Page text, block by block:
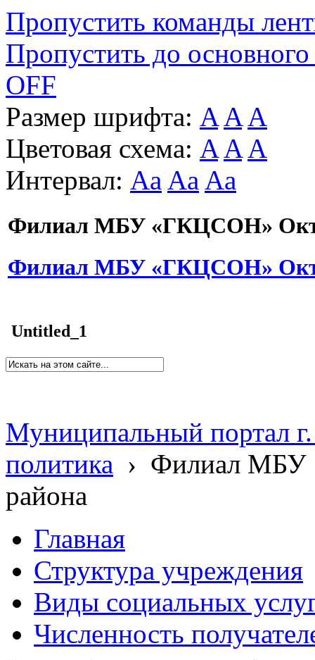
Пропустить команды
Пропустить до основного
OFF
Размер шрифта: A A A
Цветовая схема: A A A
Интервал: Aa Aa Aa
Филиал МБУ «ГКЦСОН»
Филиал МБУ «ГКЦСОН»
Untitled_1
Муниципальный портал
политика › Филиал МБУ
района
Главная
Структура учреждения
Виды социальных
Численность